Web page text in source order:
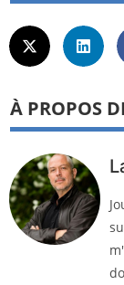
À PROPOS